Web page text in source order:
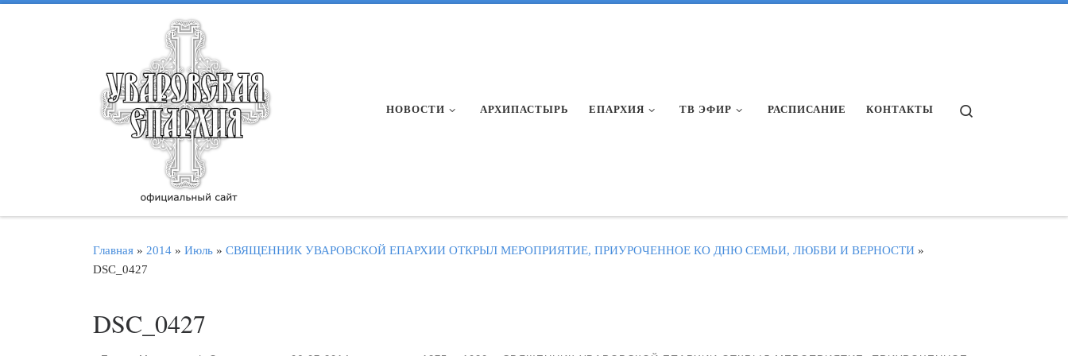
НОВОСТИ АРХИПАСТЫРЬ ЕПАРХИЯ ТВ ЭФИР РАСПИСАНИЕ КОНТАКТЫ
Главная » 2014 » Июль » СВЯЩЕННИК УВАРОВСКОЙ ЕПАРХИИ ОТКРЫЛ МЕРОПРИЯТИЕ, ПРИУРОЧЕННОЕ КО ДНЮ СЕМЬИ, ЛЮБВИ И ВЕРНОСТИ »
DSC_0427
DSC_0427